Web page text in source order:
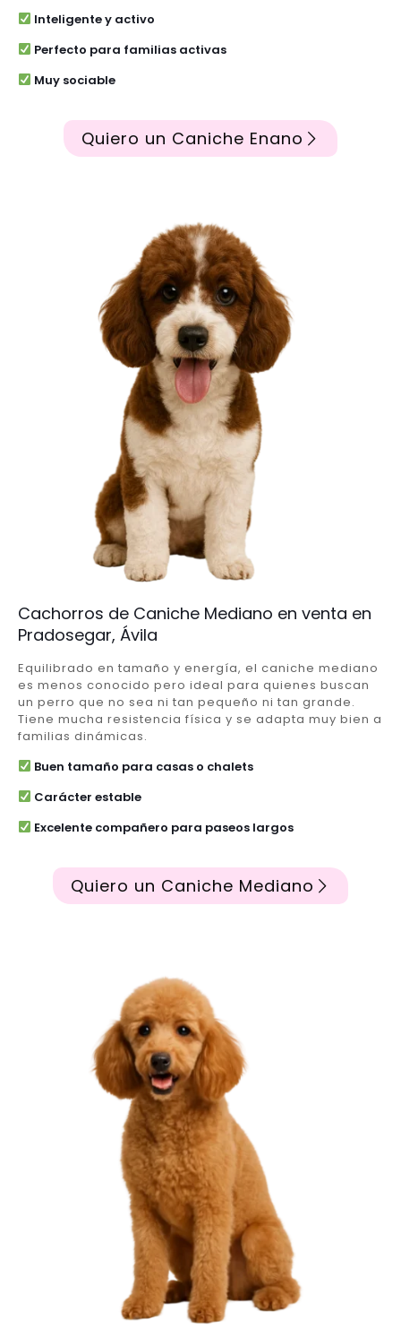
Inteligente y activo
Perfecto para familias activas
Muy sociable
Quiero un Caniche Enano
Cachorros de Caniche Mediano en venta en
Pradosegar, Ávila
Equilibrado en tamaño y energía, el caniche mediano
es menos conocido pero ideal para quienes buscan
un perro que no sea ni tan pequeño ni tan grande.
Tiene mucha resistencia física y se adapta muy bien a
familias dinámicas.
Buen tamaño para casas o chalets
Carácter estable
Excelente compañero para paseos largos
Quiero un Caniche Mediano